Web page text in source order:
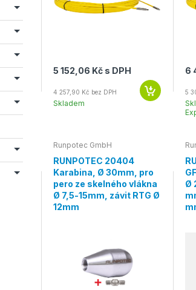
5 152,06 Kč s DPH
4 257,90 Kč bez DPH
Skladem
6
5
Runpotec GmbH
RUNPOTEC 20404
Karabina, Ø 30mm, pro
pero ze skelného vlákna
Ø 7,5-15mm, závit RTG Ø
12mm
Ø